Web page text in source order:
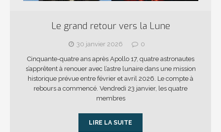
Le grand retour vers la Lune
30 janvier 2026
0
Cinquante-quatre ans après Apollo 17, quatre astronautes
s’apprêtent à renouer avec l’astre lunaire dans une mission
historique prévue entre février et avril 2026. Le compte à
rebours a commencé. Vendredi 23 janvier, les quatre
membres
LIRE LA SUITE